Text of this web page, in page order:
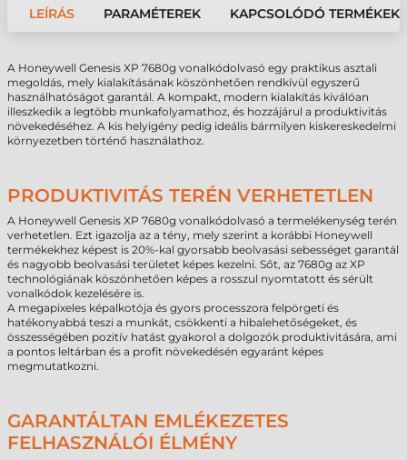
LEÍRÁS PARAMÉTEREK KAPCSOLÓDÓ TERMÉKEK
A Honeywell Genesis XP 7680g vonalkódolvasó egy praktikus asztali
megoldás, mely kialakításának köszönhetően rendkívül egyszerű
használhatóságot garantál. A kompakt, modern kialakítás kiválóan
illeszkedik a legtöbb munkafolyamathoz, és hozzájárul a produktivitás
növekedéséhez. A kis helyigény pedig ideális bármilyen kiskereskedelmi
környezetben történő használathoz.
PRODUKTIVITÁS TERÉN VERHETETLEN
A Honeywell Genesis XP 7680g vonalkódolvasó a termelékenység terén
verhetetlen. Ezt igazolja az a tény, mely szerint a korábbi Honeywell
termékekhez képest is 20%-kal gyorsabb beolvasási sebességet garantál
és nagyobb beolvasási területet képes kezelni. Sőt, az 7680g az XP
technológiának köszönhetően képes a rosszul nyomtatott és sérült
vonalkódok kezelésére is.
A megapixeles képalkotója és gyors processzora felpörgeti és
hatékonyabbá teszi a munkát, csökkenti a hibalehetőségeket, és
összességében pozitív hatást gyakorol a dolgozók produktivitására, ami
a pontos leltárban és a profit növekedésén egyaránt képes
megmutatkozni.
GARANTÁLTAN EMLÉKEZETES
FELHASZNÁLÓI ÉLMÉNY